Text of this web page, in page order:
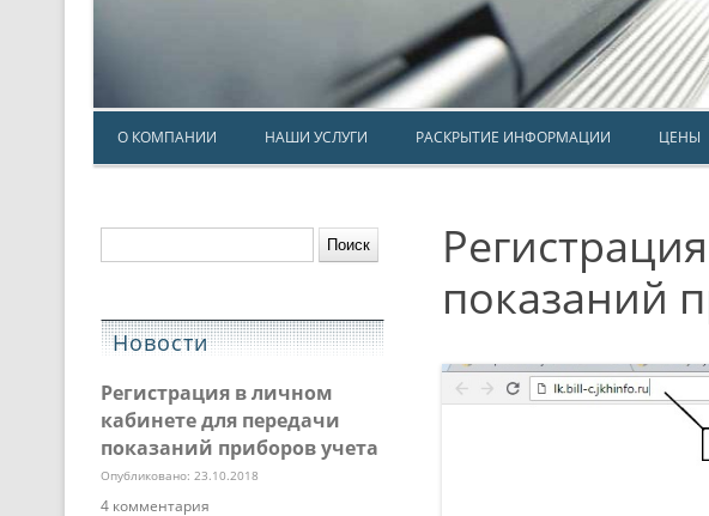
О КОМПАНИИ НАШИ УСЛУГИ РАСКРЫТИЕ ИНФОРМАЦИИ ЦЕНЫ
показаний
Новости
Регистрация в личном
кабинете для передачи
показаний приборов учета
Опубликовано: 23.10.2018
4 комментария